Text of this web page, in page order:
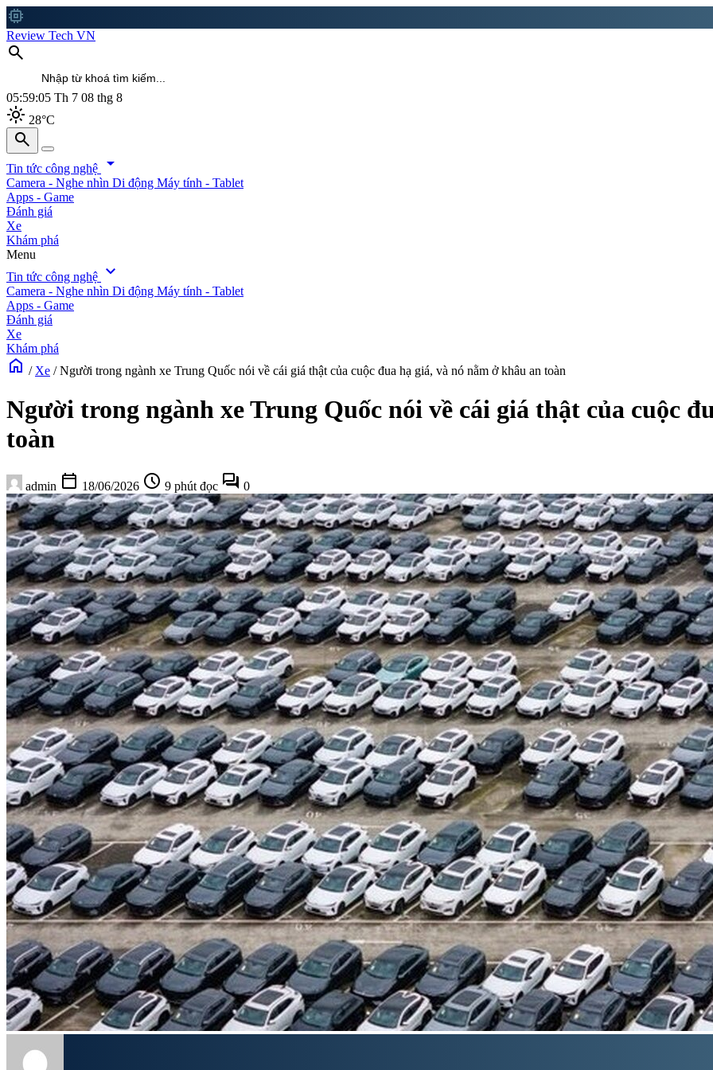
memory
Review Tech VN
search
05:59:07 Th 7 08 thg 8
light_mode 28°C
search
search
Tin tức công nghệ arrow_drop_down
Camera - Nghe nhìn Di động Máy tính - Tablet
Apps - Game
Đánh giá
Xe
Khám phá
Menu
Tin tức công nghệ expand_more
Camera - Nghe nhìn Di động Máy tính - Tablet
Apps - Game
Đánh giá
Xe
Khám phá
home / Xe / Người trong ngành xe Trung Quốc nói về cái giá thật của cuộc đua hạ giá, và nó nằm ở khâu an toàn
Người trong ngành xe Trung Quốc nói về cái giá thật của cuộc
toàn
admin calendar_today 18/06/2026 schedule 9 phút đọc forum 0